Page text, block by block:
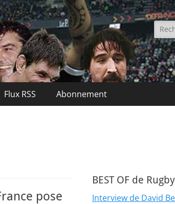
Flux RSS Abonnement
pose
BEST OF de
Interview de David